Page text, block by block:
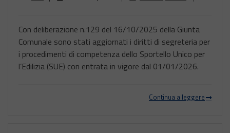
Con deliberazione n.129 del 16/10/2025 della Giunta
Comunale sono stati aggiornati i diritti di segreteria per
i procedimenti di competenza dello Sportello Unico per
l’Edilizia (SUE) con entrata in vigore dal 01/01/2026.
Continua a leggere